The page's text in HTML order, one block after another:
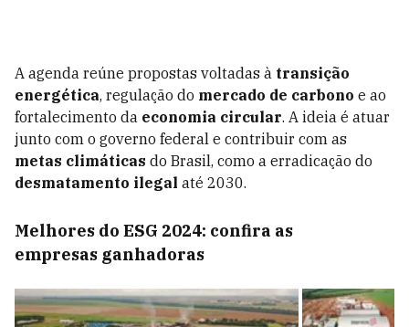
A agenda reúne propostas voltadas à transição
energética, regulação do mercado de carbono e ao
fortalecimento da economia circular. A ideia é atuar
junto com o governo federal e contribuir com as
metas climáticas do Brasil, como a erradicação do
desmatamento ilegal até 2030.
Melhores do ESG 2024: confira as
empresas ganhadoras